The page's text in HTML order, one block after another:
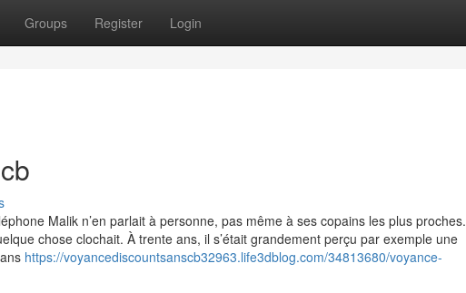
Groups Register Login
Malik n’en parlait à personne, pas même à ses copains les plus proches.
chose clochait. À trente ans, il s’était grandement perçu par exemple une
https://voyancediscountsanscb32963.life3dblog.com/34813680/voyance-